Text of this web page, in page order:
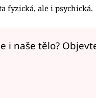
fyzická, ale i psychická.
i naše tělo?